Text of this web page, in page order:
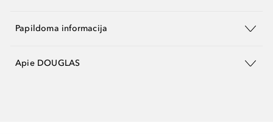
Papildoma informacija
Apie DOUGLAS